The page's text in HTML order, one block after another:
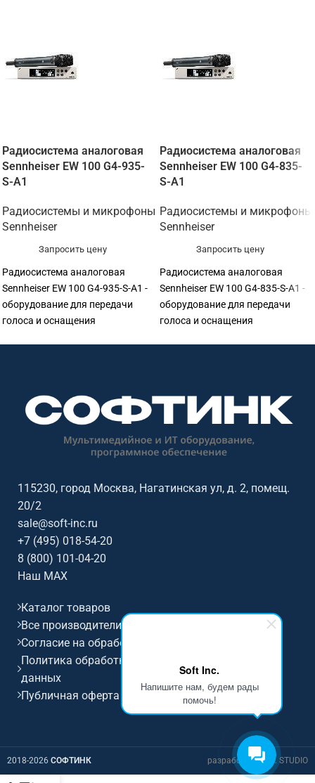
Soft Inc.
Напишите нам, будем рады
помочь!
Радиосистема аналоговая
Sennheiser EW 100 G4-935-
S-A1
Радиосистемы и микрофоны
Sennheiser
Запросить цену
Радиосистема аналоговая
Sennheiser EW 100 G4-935-S-A1 -
оборудование для передачи
голоса и оснащения
мест сотрудников. Софтинк
помогает подобрать
оборудование под задачу,
помещение, совместимость и
Sennheiser.
Радиосистема аналоговая
Sennheiser EW 100 G4-835-
S-A1
Радиосистемы и микрофоны
Sennheiser
Запросить цену
Радиосистема аналоговая
Sennheiser EW 100 G4-835-S-A1 -
оборудование для передачи
голоса и оснащения
мест сотрудников. Софтинк
помогает подобрать
оборудование под задачу,
помещение, совместимость и
115230, город Москва, Нагатинская ул, д. 2, помещ.
20/2
sale@soft-inc.ru
+7 (495) 018-54-20
8 (800) 101-04-20
Наш MAX
Каталог товаров
Все производители
Согласие на обработку персональных данных
Политика обработки и защиты персональных
данных
Публичная оферта
2018-2026 СОФТИНК разработка D.I.M. STUDIO